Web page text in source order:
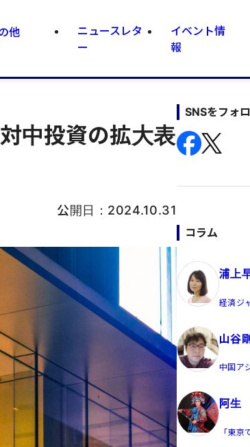
他
ニュースレタ
ー
イベント情
報
中投資の拡大表
公開日： 2024.10.31
SNSをフォ
コラム
浦上
経済ジ
山谷
中国ア
阿生
「東京